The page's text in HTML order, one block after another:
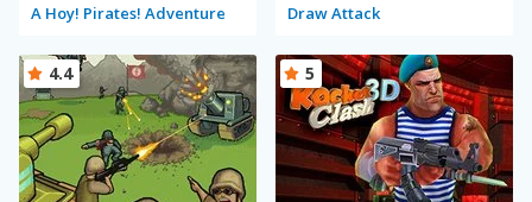
A Hoy! Pirates! Adventure Draw Attack
4.4 5